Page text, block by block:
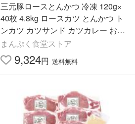
三元豚ロースとんかつ 冷凍 120g×
40枚 4.8kg ロースカツ とんかつ ト
ンカツ カツサンド カツカレー お弁
当のおかず 時短調理 カツ丼 三元豚
冷凍惣菜 送料無料
まんぷく食堂ストア
9,324円 送料無料